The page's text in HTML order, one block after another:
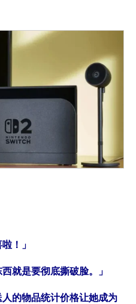
！」
就是要彻底撕破脸。」
的物品统计价格让她成为